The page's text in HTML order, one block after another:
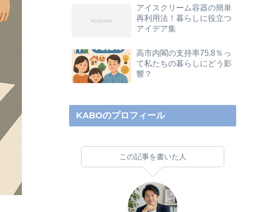
アイスクリーム容器の簡単
再利用法！暮らしに役立つ
アイデア集
高市内閣の支持率75.8％っ
て私たちの暮らしにどう影
響？
KABOのプロフィール
この記事を書いた人